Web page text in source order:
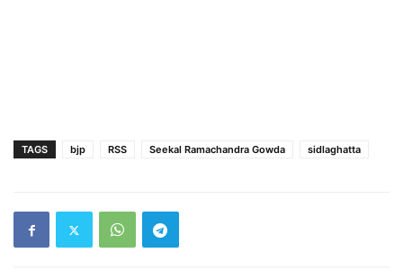
TAGS bjp RSS Seekal Ramachandra Gowda sidlaghatta